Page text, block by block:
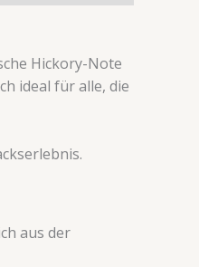
Hickory-Note
ideal für alle, die
aus der